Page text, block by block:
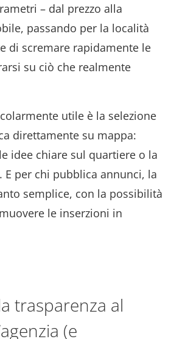
– dal prezzo alla
passando per la località
di scremare rapidamente le
su ciò che realmente
utile è la selezione
direttamente su mappa:
idee chiare sul quartiere o la
E per chi pubblica annunci, la
semplice, con la possibilità
le inserzioni in
trasparenza al
(e